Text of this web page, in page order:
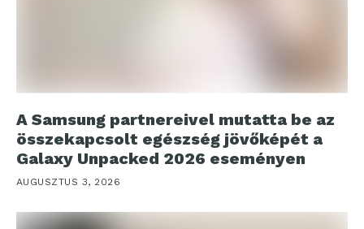
A Samsung partnereivel mutatta be az
összekapcsolt egészség jövőképét a
Galaxy Unpacked 2026 eseményen
AUGUSZTUS 3, 2026